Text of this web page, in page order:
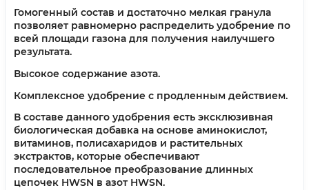
Гомогенный состав и достаточно мелкая гранула
позволяет равномерно распределить удобрение по
всей площади газона для получения наилучшего
результата.
Высокое содержание азота.
Комплексное удобрение с продленным действием.
В составе данного удобрения есть эксклюзивная
биологическая добавка на основе аминокислот,
витаминов, полисахаридов и растительных
экстрактов, которые обеспечивают
последовательное преобразование длинных
цепочек HWSN в азот HWSN.